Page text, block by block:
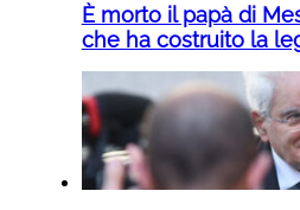
È morto il papà di
che ha costruito la